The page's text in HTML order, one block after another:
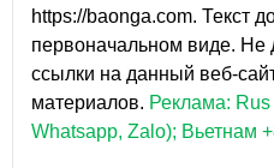
https://baonga.com. Текст
первоначальном виде. Не
ссылки на данный веб-
материалов. Реклама:
Whatsapp, Zalo); Вьетнам